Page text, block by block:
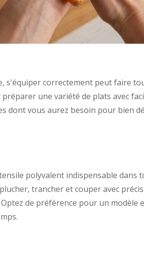
s'équiper correctement peut faire
une variété de plats avec
dont vous aurez besoin pour bien
polyvalent indispensable dans
trancher et couper avec
de préférence pour un modèle